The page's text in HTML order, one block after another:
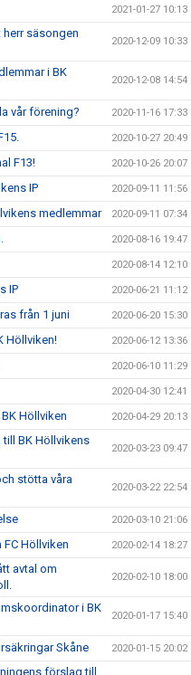
2021-01-27 10:13
säsongen
2020-12-09 10:33
i BK
2020-12-08 14:54
vår förening? 2020-11-16 17:33
2020-10-27 20:49
F13! 2020-10-26 20:07
IP 2020-09-11 11:56
medlemmar 2020-09-11 07:34
2020-08-16 19:47
2020-08-14 12:10
IP 2020-06-21 11:12
från 1 juni 2020-06-20 15:30
Höllviken! 2020-06-12 13:36
2020-06-10 11:29
2020-04-30 12:41
Höllviken 2020-04-29 20:13
BK Höllvikens
2020-03-23 09:47
stötta våra
2020-03-22 22:54
2020-03-10 21:06
Höllviken 2020-02-14 18:27
avtal om
2020-02-10 18:00
i BK
2020-01-17 15:40
Skåne 2020-01-15 20:02
förslag till